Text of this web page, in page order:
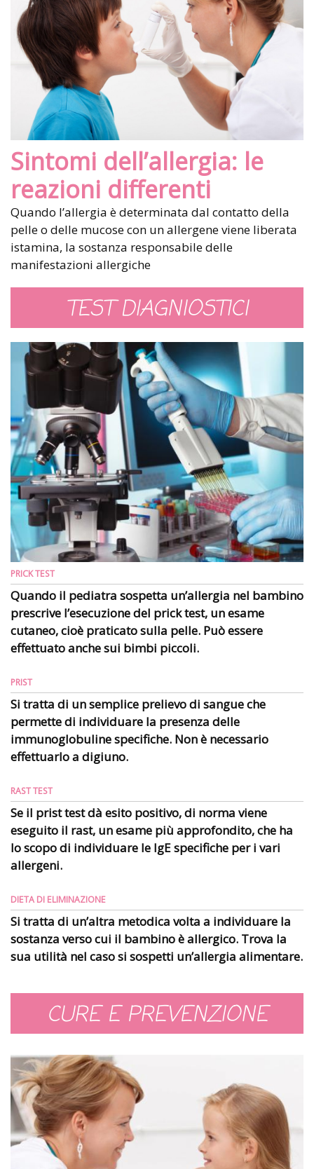
Sintomi dell’allergia: le
reazioni differenti
Quando l’allergia è determinata dal contatto della
pelle o delle mucose con un allergene viene liberata
istamina, la sostanza responsabile delle
manifestazioni allergiche
TEST DIAGNIOSTICI
PRICK TEST
Quando il pediatra sospetta un’allergia nel bambino
prescrive l’esecuzione del prick test, un esame
cutaneo, cioè praticato sulla pelle. Può essere
effettuato anche sui bimbi piccoli.
PRIST
Si tratta di un semplice prelievo di sangue che
permette di individuare la presenza delle
immunoglobuline specifiche. Non è necessario
effettuarlo a digiuno.
RAST TEST
Se il prist test dà esito positivo, di norma viene
eseguito il rast, un esame più approfondito, che ha
lo scopo di individuare le IgE specifiche per i vari
allergeni.
DIETA DI ELIMINAZIONE
Si tratta di un’altra metodica volta a individuare la
sostanza verso cui il bambino è allergico. Trova la
sua utilità nel caso si sospetti un’allergia alimentare.
CURE E PREVENZIONE